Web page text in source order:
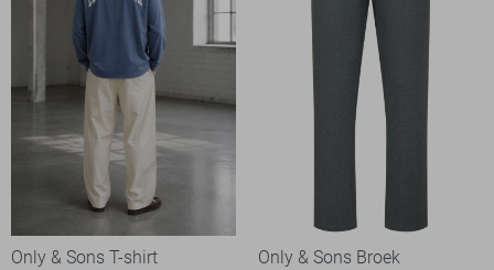
Only & Sons T-shirt
Only & Sons Broek